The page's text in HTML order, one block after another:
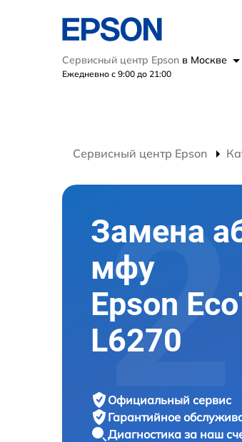
Сервисный центр Epson в Москве
Ежедневно с 9:00 до 21:00
Сервисный центр Epson
Замена
мфу
Epson
L6270
Официальный сервис
Гарантийное
Диагностика за наш